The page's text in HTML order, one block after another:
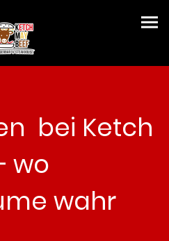
bei Ketch
wo
wahr